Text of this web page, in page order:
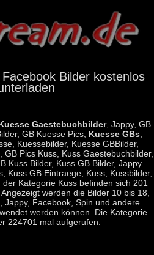
Bilder kostenlos
Gaestebuchbilder, Jappy, GB
GB Kuesse Pics, Kuesse GBs,
Kuessebilder, Kuesse GBBilder,
Pics Kuss, Kuss Gaestebuchbilder,
Kuss Bilder, Kuss GB Bilder, Jappy
Kuss GB Eintraege, Kuss, Kussbilder,
Kategorie Kuss befinden sich 201
werden die Bilder 10 bis 18,
Jappy, Facebook, Spin und andere
werden können. Die Kategorie
224701 mal aufgerufen.